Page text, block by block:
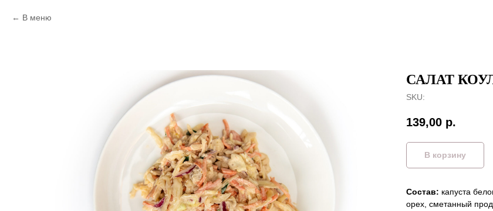
В меню
САЛАТ
SKU:
139,00 р.
В корзину
Состав: капуста
орех, сметанный